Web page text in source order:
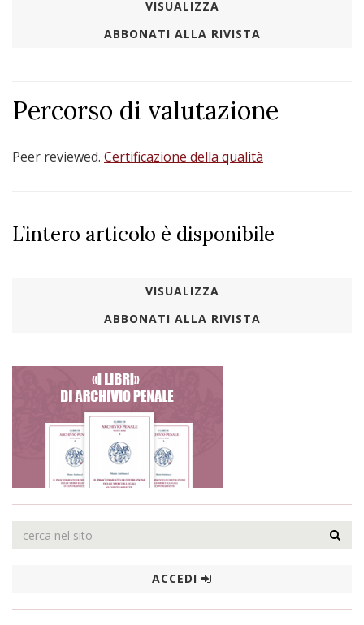
VISUALIZZA
ABBONATI ALLA RIVISTA
Percorso di valutazione
Peer reviewed. Certificazione della qualità
L’intero articolo è disponibile
VISUALIZZA
ABBONATI ALLA RIVISTA
ACCEDI